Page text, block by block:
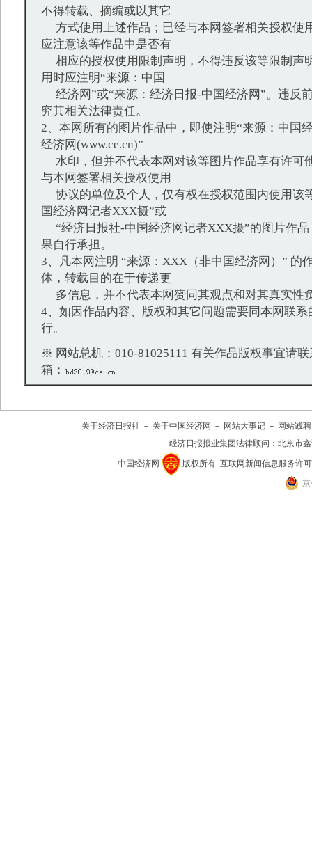
不得转载、摘编或以其它
方式使用上述作品；已经与本网签署相关授权使
应注意该等作品中是否有
相应的授权使用限制声明，不得违反该等限制声
用时应注明“来源：中国
经济网”或“来源：经济日报-中国经济网”。违反
究其相关法律责任。
2、本网所有的图片作品中，即使注明“来源：中国
经济网(www.ce.cn)”
水印，但并不代表本网对该等图片作品享有许可
与本网签署相关授权使用
协议的单位及个人，仅有权在授权范围内使用该
国经济网记者XXX摄”或
“经济日报社-中国经济网记者XXX摄”的图片作品
果自行承担。
3、凡本网注明 “来源：XXX（非中国经济网）” 的
体，转载目的在于传递更
多信息，并不代表本网赞同其观点和对其真实性
4、如因作品内容、版权和其它问题需要同本网联系
行。
※ 网站总机：010-81025111 有关作品版权事宜请联
箱：
关于经济日报社 － 关于中国经济网 － 网站大事记 － 网站诚聘
经济日报报业集团法律顾问： 北京市
中国经济网 版权所有 互联网新闻信息服务许可
京